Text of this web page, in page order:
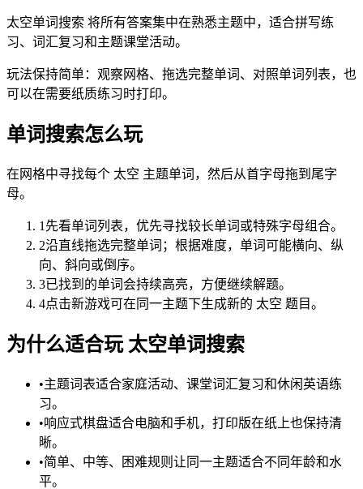
太空单词搜索 将所有答案集中在熟悉主题中，适合拼写练
习、词汇复习和主题课堂活动。
玩法保持简单：观察网格、拖选完整单词、对照单词列表，也
可以在需要纸质练习时打印。
单词搜索怎么玩
在网格中寻找每个 太空 主题单词，然后从首字母拖到尾字
母。
1 先看单词列表，优先寻找较长单词或特殊字母组合。
2沿直线拖选完整单词；根据难度，单词可能横向、纵
向、斜向或倒序。
3已找到的单词会持续高亮，方便继续解题。
4点击新游戏可在同一主题下生成新的 太空 题目。
为什么适合玩 太空单词搜索
•主题词表适合家庭活动、课堂词汇复习和休闲英语练
习。
•响应式棋盘适合电脑和手机，打印版在纸上也保持清
晰。
•简单、中等、困难规则让同一主题适合不同年龄和水
平。